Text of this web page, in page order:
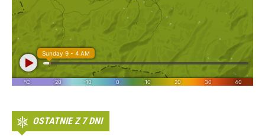
OSTATNIE Z 7 DNI